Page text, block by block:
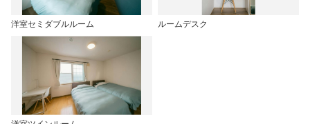
洋室セミダブルルーム ルームデスク